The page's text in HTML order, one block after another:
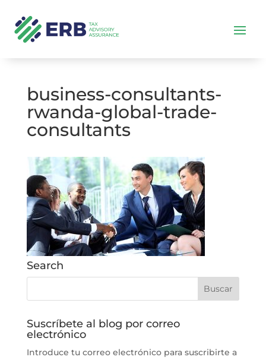
business-consultants-
rwanda-global-trade-
consultants
Search
Suscríbete al blog por correo
electrónico
Introduce tu correo electrónico para suscribirte a